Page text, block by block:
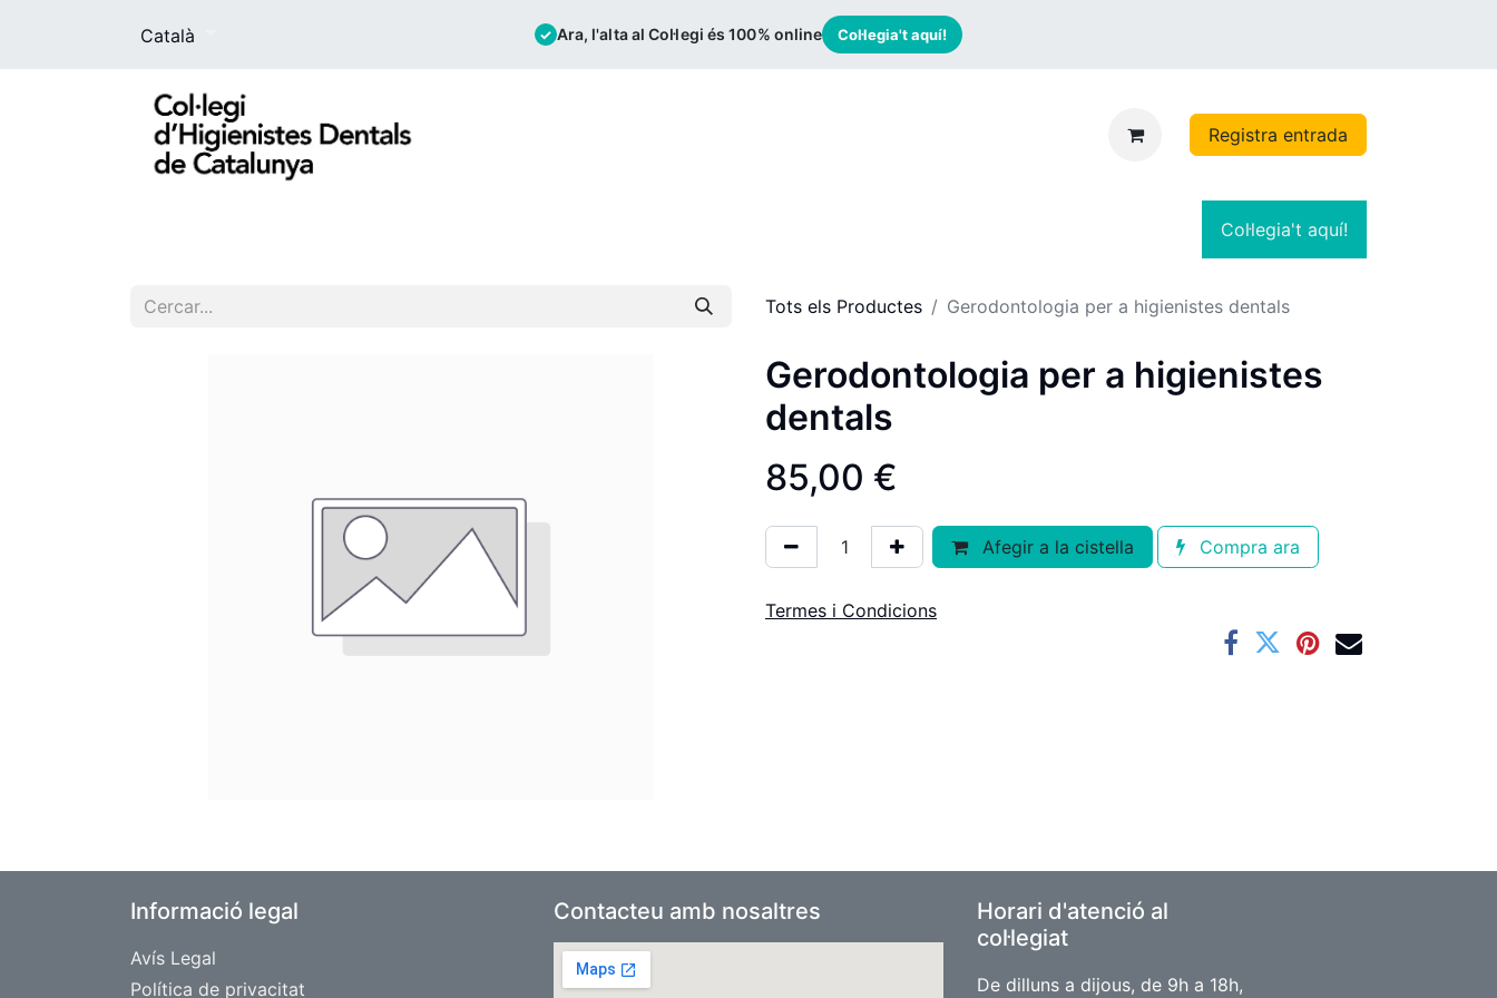
Català ✓ Ara, l'alta al Col·legi és 100% online Col·legia't aquí!
Registra entrada
Col·legia't aquí!
Tots els Productes Gerodontologia per a higienistes dentals
Gerodontologia per a higienistes
dentals
85,00 €
Afegir a la cistella Compra ara
Termes i Condicions
Informació legal
Avís Legal
​Política de privacitat
Contacteu amb nosaltres
Horari d'atenció al
col·legiat
De dilluns a dijous, de 9h a 18h,